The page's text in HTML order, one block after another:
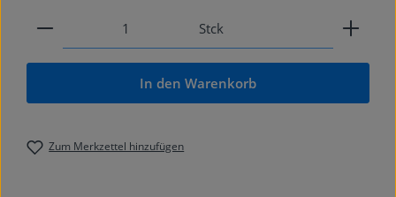
Produkt Anzahl: Gib den gewünschten Wert ein
Stck
In den Warenkorb
Zum Merkzettel hinzufügen